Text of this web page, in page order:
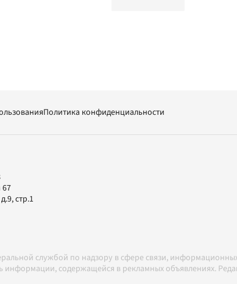
Политика конфиденциальности
67
стр.1
службой по надзору в сфере связи,
информации, содержащейся в рекламных объявлениях.